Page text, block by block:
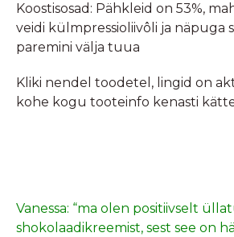
Koostisosad: Pähkleid on 53%,
veidi külmpressioliivôli ja näpuga
paremini välja tuua
Kliki nendel toodetel, lingid on
kohe kogu tooteinfo kenasti
Vanessa: “ma olen positiivselt
shokolaadikreemist, sest see on